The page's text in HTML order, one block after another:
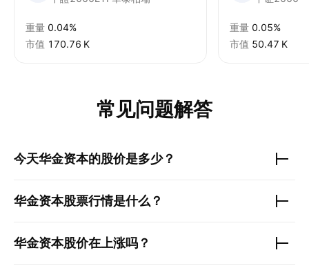
重量 0.04%
市值 ‪170.76 K‬
重量 0.05%
市值 ‪50.47 K‬
常见问题解答
今天华金资本的股价是多少？
华金资本股票行情是什么？
华金资本股价在上涨吗？